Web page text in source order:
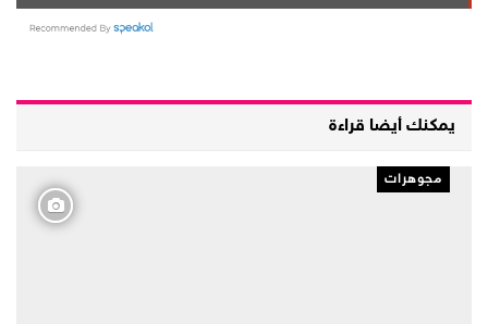
يمكنك أيضا قراءة
مجوهرات